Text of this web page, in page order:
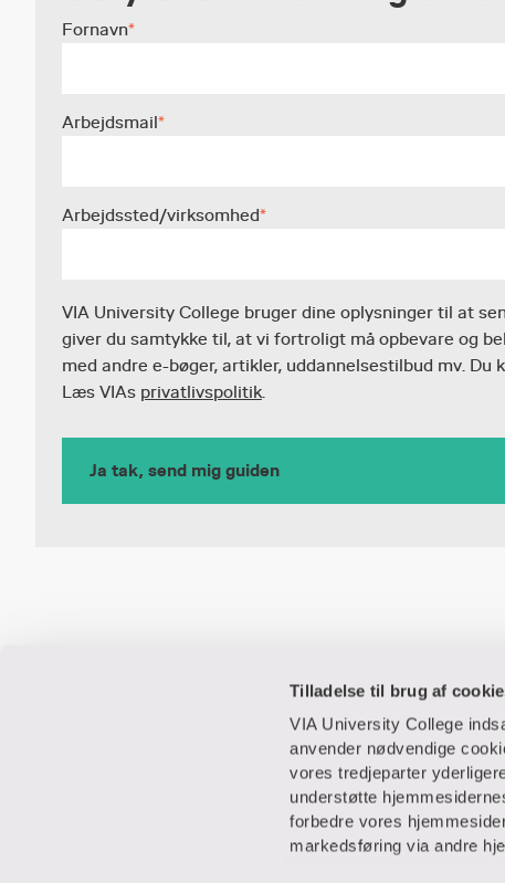
Tilladelse til brug af
VIA University College
anvender nødvendige
vores tredjeparter
understøtte
forbedre vores
markedsføring via andre
Fornavn*
Arbejdsmail*
Arbejdssted/virksomhed*
VIA University College bruger dine oplysninger til at
giver du samtykke til, at vi fortroligt må opbevare og
med andre e-bøger, artikler, uddannelsestilbud mv.
Læs VIAs privatlivspolitik
Samarbejde
IT-supportcenter